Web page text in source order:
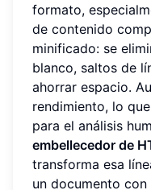
formato,
de contenido
minificado: se
blanco, saltos de
ahorrar espacio.
rendimiento, lo
para el análisis
embellecedor de
transforma esa
un documento